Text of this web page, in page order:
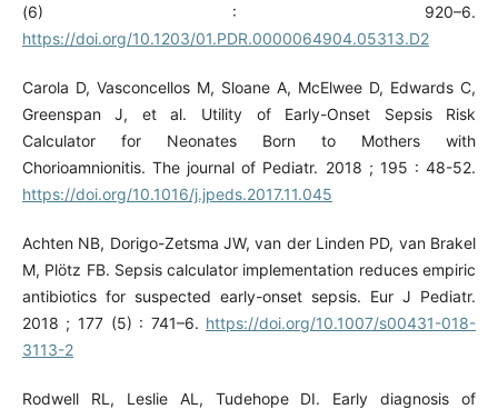
(6) : 920–6.
https://doi.org/10.1203/01.PDR.0000064904.05313.D2
Carola D, Vasconcellos M, Sloane A, McElwee D, Edwards C,
Greenspan J, et al. Utility of Early-Onset Sepsis Risk
Calculator for Neonates Born to Mothers with
Chorioamnionitis. The journal of Pediatr. 2018 ; 195 : 48-52.
https://doi.org/10.1016/j.jpeds.2017.11.045
Achten NB, Dorigo-Zetsma JW, van der Linden PD, van Brakel
M, Plötz FB. Sepsis calculator implementation reduces empiric
antibiotics for suspected early-onset sepsis. Eur J Pediatr.
2018 ; 177 (5) : 741–6. https://doi.org/10.1007/s00431-018-
3113-2
Rodwell RL, Leslie AL, Tudehope DI. Early diagnosis of